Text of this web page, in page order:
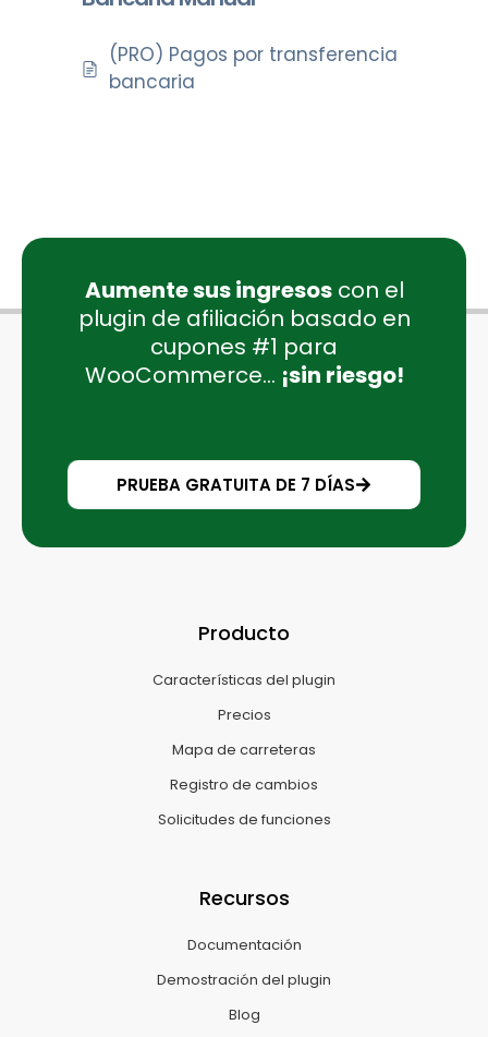
(PRO) Pagos por transferencia
bancaria
Aumente sus ingresoscon el
plugin de afiliación basado en
cupones #1 para
WooCommerce... ¡sin riesgo!
PRUEBA GRATUITA DE 7 DÍAS
Producto
Características del plugin
Precios
Mapa de carreteras
Registro de cambios
Solicitudes de funciones
Recursos
Documentación
Demostración del plugin
Blog